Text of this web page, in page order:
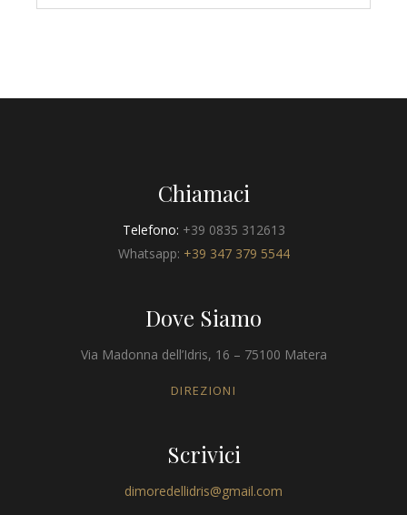
Chiamaci
Telefono: +39 0835 312613
Whatsapp: +39 347 379 5544
Dove Siamo
Via Madonna dell’Idris, 16 – 75100 Matera
DIREZIONI
Scrivici
dimoredellidris@gmail.com